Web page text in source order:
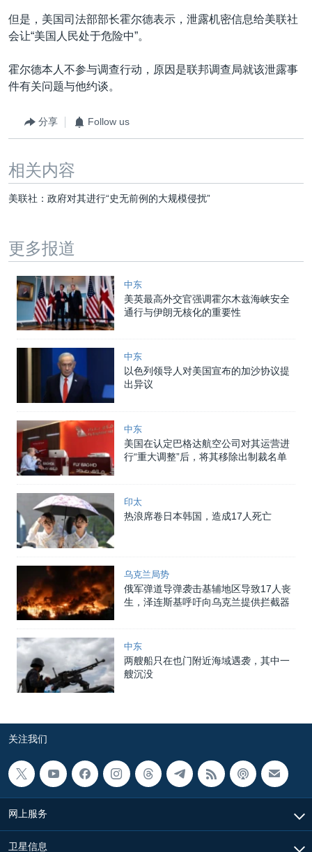
但是，美国司法部部长霍尔德表示，泄露机密信息给美联社
会让“美国人民处于危险中”。
霍尔德本人不参与调查行动，原因是联邦调查局就该泄露事
件有关问题与他约谈。
分享 Follow us
相关内容
美联社：政府对其进行“史无前例的大规模侵扰”
更多报道
中东
美英最高外交官强调霍尔木兹海峡安全
通行与伊朗无核化的重要性
中东
以色列领导人对美国宣布的加沙协议提
出异议
中东
美国在认定巴格达航空公司对其运营进
行“重大调整”后，将其移除出制裁名单
印太
热浪席卷日本韩国，造成17人死亡
乌克兰局势
俄军弹道导弹袭击基辅地区导致17人丧
生，泽连斯基呼吁向乌克兰提供拦截器
中东
两艘船只在也门附近海域遇袭，其中一
艘沉没
关注我们
网上服务
卫星信息